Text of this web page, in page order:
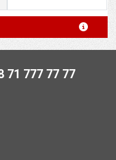
Demianowicz
71 777 77 77